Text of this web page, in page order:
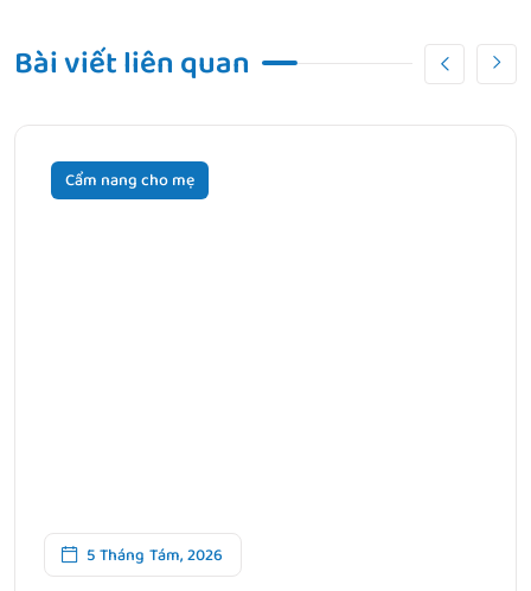
Bài viết liên quan
Cẩm nang cho mẹ
5 Tháng Tám, 2026